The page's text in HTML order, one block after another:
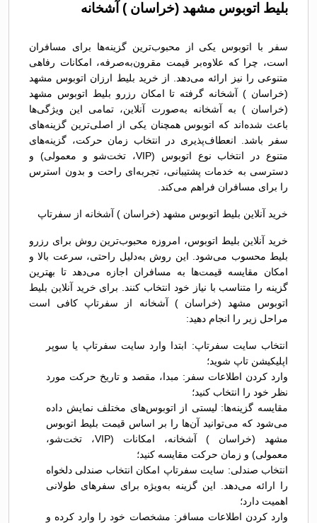
بلیط اتوبوس مشهد (خراسان ) آشخانه
سفر با اتوبوس یکی از محبوب‌ترین گزینه‌ها برای مسافران
است، چرا که علاوه‌بر قیمت مقرون‌به‌صرفه، امکانات رفاهی
متنوعی را نیز ارائه می‌دهد. از خرید بلیط ارزان اتوبوس مشهد
(خراسان ) آشخانه گرفته تا امکان رزرو بلیط اتوبوس مشهد
(خراسان ) به آشخانه به‌صورت آنلاین، تمامی این ویژگی‌ها
باعث شده‌اند که اتوبوس همچنان یکی از اصلی‌ترین گزینه‌های
سفر باشد. انعطاف‌پذیری در انتخاب زمان حرکت، گزینه‌های
متنوع در انتخاب نوع اتوبوس (VIP، تخت‌شو و معمولی) و
دسترسی به خدمات پشتیبانی، تجربه‌ای راحت و بدون استرس
را برای مسافران فراهم می‌کند.
خرید آنلاین بلیط اتوبوس مشهد (خراسان ) آشخانه از سفرتاپ
خرید آنلاین بلیط اتوبوس، امروزه محبوب‌ترین روش برای رزرو
بلیط محسوب می‌شود. این روش به‌دلیل راحتی، سرعت بالا و
امکان مقایسه قیمت‌ها به مسافران اجازه می‌دهد تا بهترین
گزینه را متناسب با نیاز خود انتخاب کنند. برای خرید آنلاین بلیط
اتوبوس مشهد (خراسان ) آشخانه از سفرتاپ کافی است
مراحل زیر را انجام دهید:
انتخاب سایت سفرتاپ: ابتدا وارد سایت سفرتاپ یا سوپر
اپلیکیشن تاپ شوید؛
وارد کردن اطلاعات سفر: مبدا، مقصد و تاریخ حرکت مورد
نظر خود را انتخاب کنید؛
مقایسه گزینه‌ها: لیستی از اتوبوس‌های مختلف نمایش داده
می‌شود که می‌توانید آن‌ها را بر اساس قیمت بلیط اتوبوس
مشهد (خراسان ) آشخانه، امکانات (VIP، تخت‌شو،
معمولی) و زمان حرکت مقایسه کنید؛
انتخاب صندلی: سایت سفرتاپ امکان انتخاب صندلی دلخواه
را ارائه می‌دهد. این گزینه به‌ویژه برای سفرهای طولانی
اهمیت دارد؛
وارد کردن اطلاعات مسافر: مشخصات خود را وارد کرده و